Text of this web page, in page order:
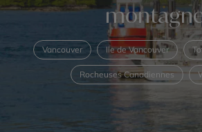
Vancouver Ile de Vancouver
Rocheuses Canadiennes